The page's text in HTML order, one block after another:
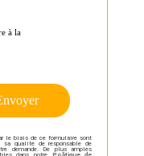
le biais de ce formulaire sont
sa qualité de responsable de
demande. De plus amples
dans notre Politique de